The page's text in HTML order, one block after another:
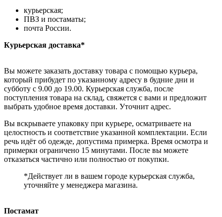
курьерская;
ПВЗ и постаматы;
почта России.
Курьерская доставка*
Вы можете заказать доставку товара с помощью курьера,
который прибудет по указанному адресу в будние дни и
субботу с 9.00 до 19.00. Курьерская служба, после
поступления товара на склад, свяжется с вами и предложит
выбрать удобное время доставки. Уточнит адрес.
Вы вскрываете упаковку при курьере, осматриваете на
целостность и соответствие указанной комплектации. Если
речь идёт об одежде, допустима примерка. Время осмотра и
примерки ограничено 15 минутами. После вы можете
отказаться частично или полностью от покупки.
*Действует ли в вашем городе курьерская служба,
уточняйте у менеджера магазина.
Постамат